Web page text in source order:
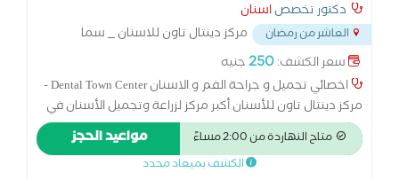
دكتور تخصصاسنان
العاشر من رمضان
مركز دينتال تاون للاسنان _ سما
مول _ الاردنيه _امام البنك العربي الافريقي
سعر الكشف:250جنيه
اخصائي تجميل و جراحة الفم و الاسنان Dental Town Center -
مركز دينتال تاون للأسنان أكبر مركز لزراعة وتجميل الأسنان في
العاشر من رمضان أكبر فريق طبي متخصص في جميع فروع طب
الأسنان عيادة مجهزة بالكامل لطب أسنان الأطفال فريق طبي
مساعد مدرب على أعلى مستوى دقة - خبرة - التزام العاشر من
متاح النهاردة من 2:00 مساءً مواعيد الحجز
الكشف بميعاد محدد